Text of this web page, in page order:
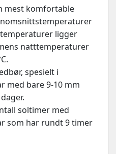
mest komfortable
ligger
natttemperaturer
spesielt i
med bare 9-10 mm
soltimer med
som har rundt 9 timer